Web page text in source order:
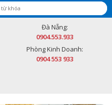
Đà Nẵng:
0904.553.933
Phòng Kinh Doanh:
0904 553 933